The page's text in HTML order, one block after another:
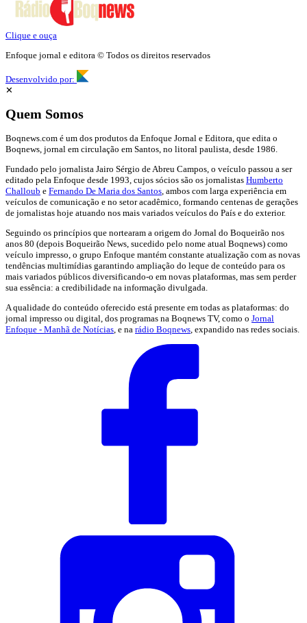
Clique e ouça
Enfoque jornal e editora © Todos os direitos reservados
Desenvolvido por:
✕
Quem Somos
Boqnews.com é um dos produtos da Enfoque Jornal e Editora, que edita o
Boqnews, jornal em circulação em Santos, no litoral paulista, desde 1986.
Fundado pelo jornalista Jairo Sérgio de Abreu Campos, o veículo passou a ser
editado pela Enfoque desde 1993, cujos sócios são os jornalistas Humberto
Challoub e Fernando De Maria dos Santos , ambos com larga experiência em
veículos de comunicação e no setor acadêmico, formando centenas de gerações
de jornalistas hoje atuando nos mais variados veículos do País e do exterior.
Seguindo os princípios que nortearam a origem do Jornal do Boqueirão nos
anos 80 (depois Boqueirão News, sucedido pelo nome atual Boqnews) como
veículo impresso, o grupo Enfoque mantém constante atualização com as novas
tendências multimídias garantindo ampliação do leque de conteúdo para os
mais variados públicos diversificando-o em novas plataformas, mas sem perder
sua essência: a credibilidade na informação divulgada.
A qualidade do conteúdo oferecido está presente em todas as plataformas: do
jornal impresso ou digital, dos programas na Boqnews TV, como o Jornal
Enfoque - Manhã de Notícias , e na rádio Boqnews , expandido nas redes sociais.